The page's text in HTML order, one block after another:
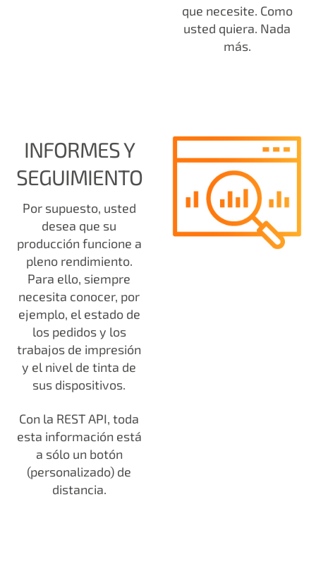
que necesite. Como
usted quiera. Nada
más.
INFORMES Y
SEGUIMIENTO
Por supuesto, usted
desea que su
producción funcione a
pleno rendimiento.
Para ello, siempre
necesita conocer, por
ejemplo, el estado de
los pedidos y los
trabajos de impresión
y el nivel de tinta de
sus dispositivos.
Con la REST API, toda
esta información está
a sólo un botón
(personalizado) de
distancia.